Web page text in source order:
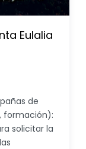
Eulalia
de
formación):
solicitar la